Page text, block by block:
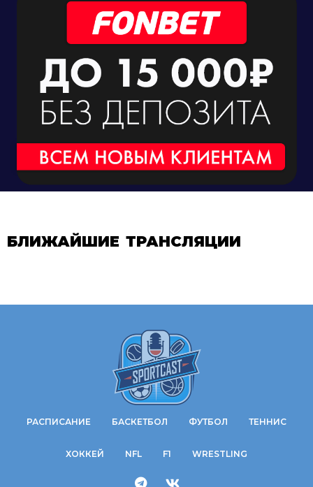
БЛИЖАЙШИЕ ТРАНСЛЯЦИИ
РАСПИСАНИЕ БАСКЕТБОЛ ФУТБОЛ ТЕННИС
ХОККЕЙ NFL F1 WRESTLING